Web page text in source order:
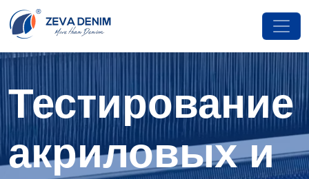
Тестирование
акриловых и